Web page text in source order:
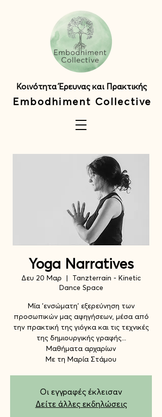
Κοινότητα Έρευνας και Πρακτικής
Embodhiment Collective
Yoga Narratives
Δευ 20 Μαρ
Tanzterrain - Kinetic
Dance Space
Μία 'ενσώματη' εξερεύνηση των
προσωπικών μας αφηγήσεων, μέσα από
την πρακτική της γιόγκα και τις τεχνικές
της δημιουργικής γραφής...
Μαθήματα αρχαρίων
Με τη Μαρία Στάμου
Οι εγγραφές έκλεισαν
Δείτε άλλες εκδηλώσεις